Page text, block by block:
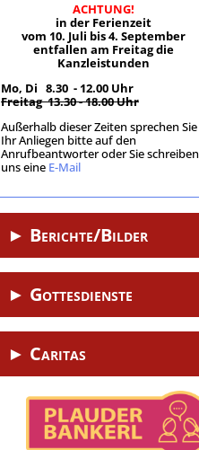
ACHTUNG!
in der Ferienzeit
vom 10. Juli bis 4. September
entfallen am Freitag die
Kanzleistunden
Mo, Di 8.30 - 12.00 Uhr
Freitag 13.30 - 18.00 Uhr
Außerhalb dieser Zeiten sprechen Sie
Ihr Anliegen bitte auf den
Anrufbeantworter oder Sie schreiben
uns eine E-Mail.
► Berichte/Bilder
► Gottesdienste
► Caritas